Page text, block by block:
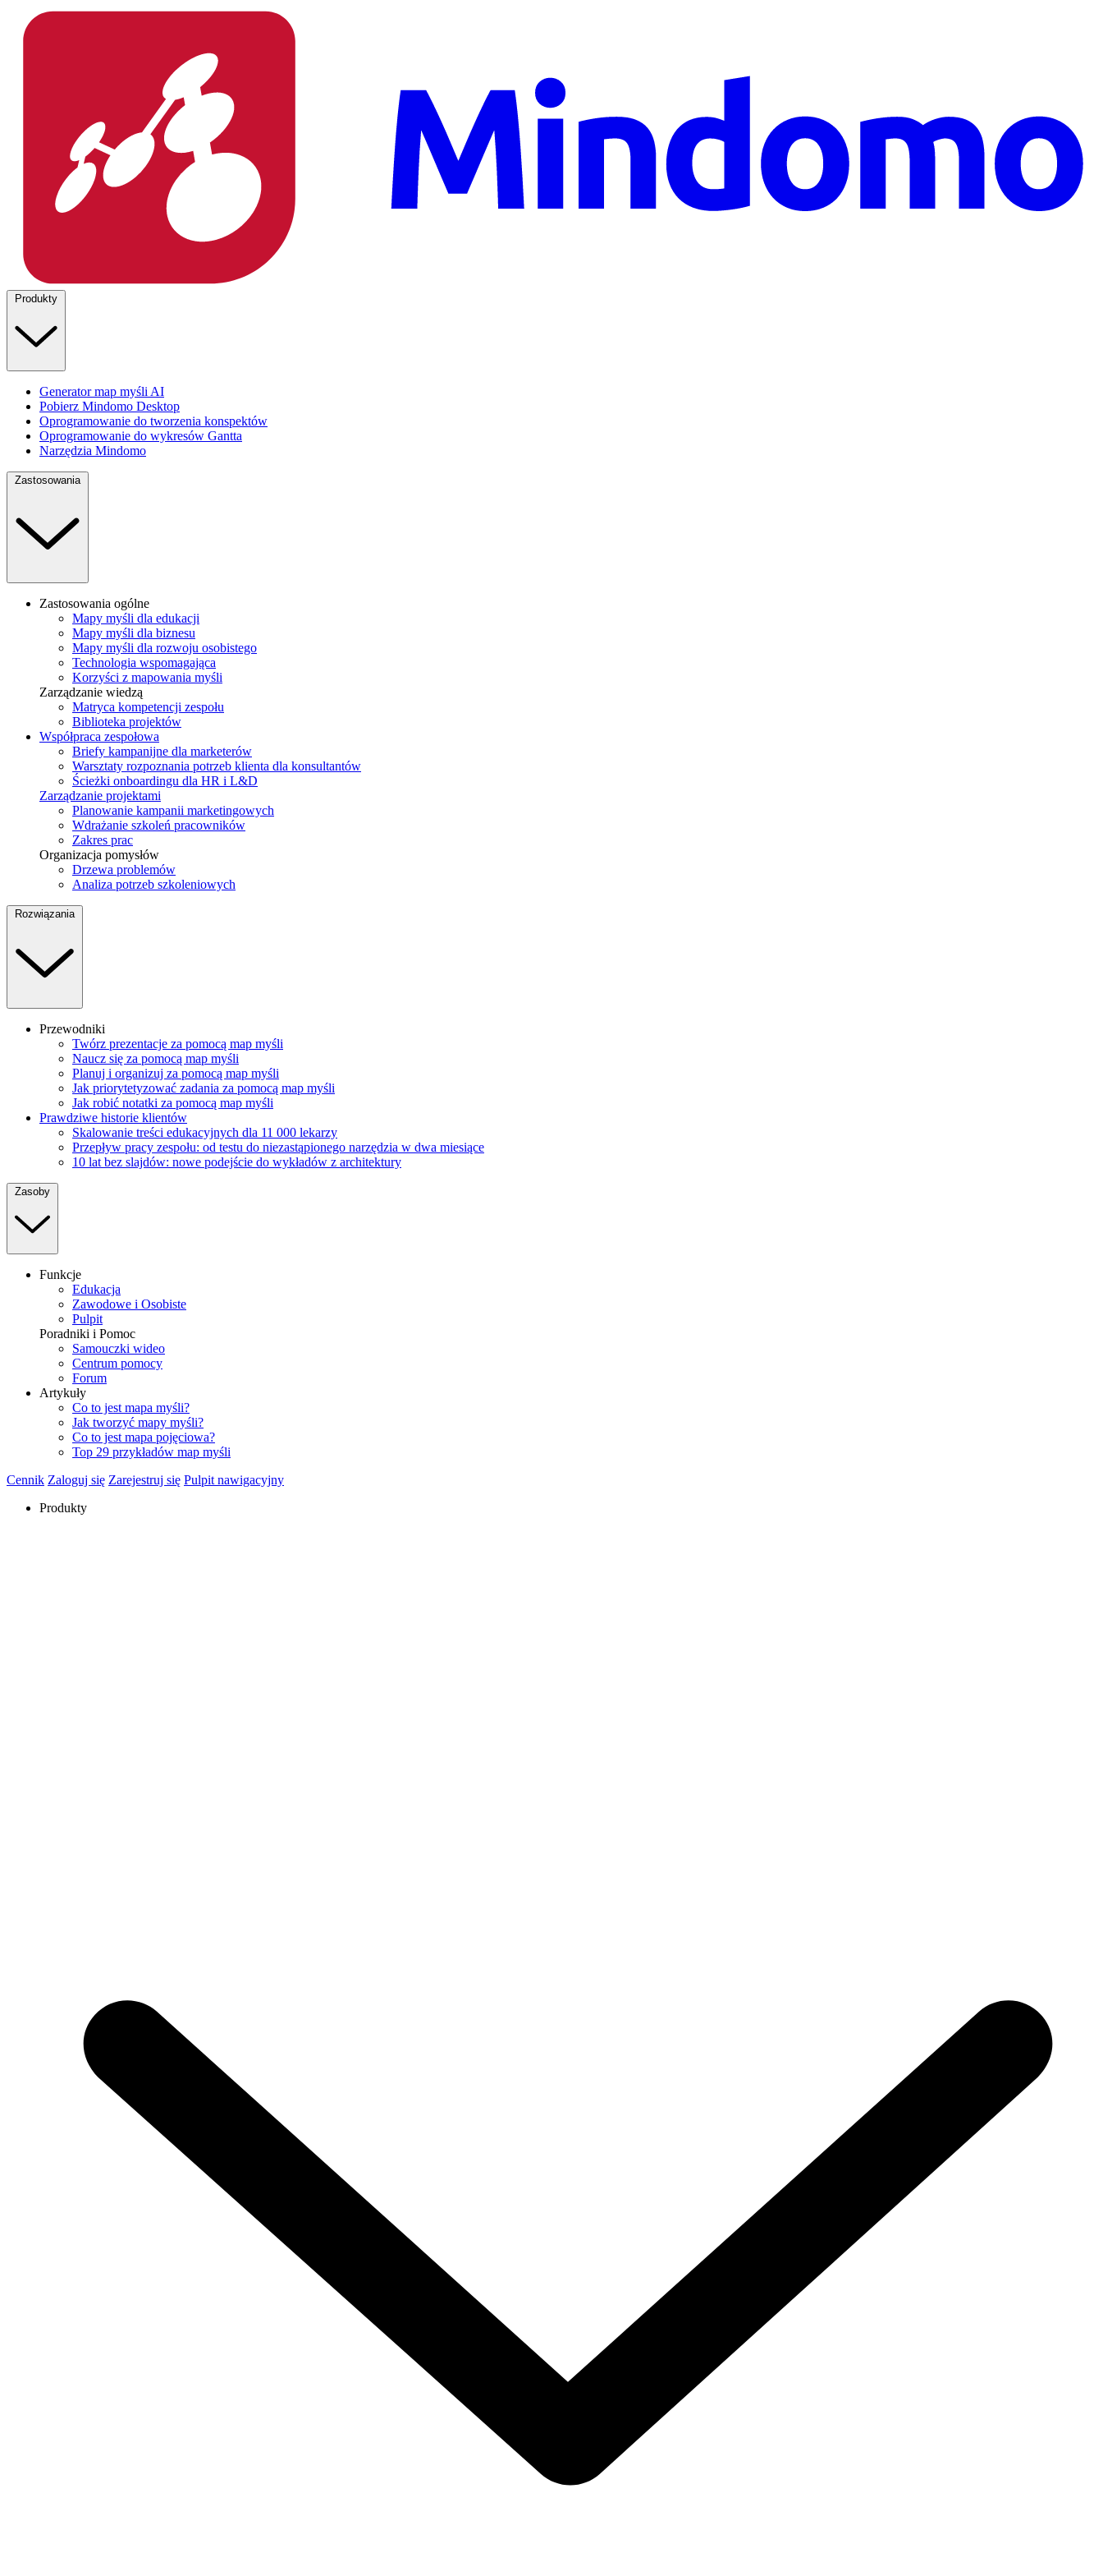
Produkty
Generator map myśli AI
Pobierz Mindomo Desktop
Oprogramowanie do tworzenia konspektów
Oprogramowanie do wykresów Gantta
Narzędzia Mindomo
Zastosowania
Zastosowania ogólne
Mapy myśli dla edukacji
Mapy myśli dla biznesu
Mapy myśli dla rozwoju osobistego
Technologia wspomagająca
Korzyści z mapowania myśli
Zarządzanie wiedzą
Matryca kompetencji zespołu
Biblioteka projektów
Współpraca zespołowa
Briefy kampanijne dla marketerów
Warsztaty rozpoznania potrzeb klienta dla konsultantów
Ścieżki onboardingu dla HR i L&D
Zarządzanie projektami
Planowanie kampanii marketingowych
Wdrażanie szkoleń pracowników
Zakres prac
Organizacja pomysłów
Drzewa problemów
Analiza potrzeb szkoleniowych
Rozwiązania
Przewodniki
Twórz prezentacje za pomocą map myśli
Naucz się za pomocą map myśli
Planuj i organizuj za pomocą map myśli
Jak priorytetyzować zadania za pomocą map myśli
Jak robić notatki za pomocą map myśli
Prawdziwe historie klientów
Skalowanie treści edukacyjnych dla 11 000 lekarzy
Przepływ pracy zespołu: od testu do niezastąpionego narzędzia w dwa miesiące
10 lat bez slajdów: nowe podejście do wykładów z architektury
Zasoby
Funkcje
Edukacja
Zawodowe i Osobiste
Pulpit
Poradniki i Pomoc
Samouczki wideo
Centrum pomocy
Forum
Artykuły
Co to jest mapa myśli?
Jak tworzyć mapy myśli?
Co to jest mapa pojęciowa?
Top 29 przykładów map myśli
Cennik Zaloguj się Zarejestruj się Pulpit nawigacyjny
Produkty